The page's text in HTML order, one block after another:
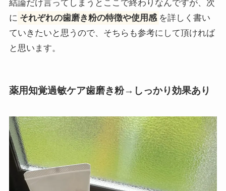
結論だけ言ってしまうとここで終わりなんですが、次
に それぞれの歯磨き粉の特徴や使用感 を詳しく書い
ていきたいと思うので、そちらも参考にして頂ければ
と思います。
薬用知覚過敏ケア歯磨き粉→しっかり効果あり